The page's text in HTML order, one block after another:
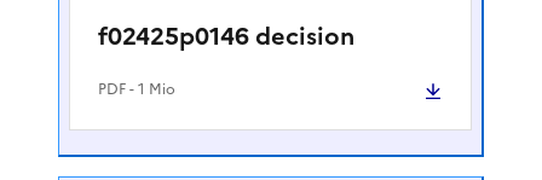
f02425p0146 decision
PDF- 1 Mio